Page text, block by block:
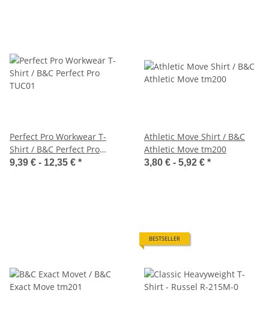
Perfect Pro Workwear T-
Shirt / B&C Perfect Pro
TUC01
9,39 € - 12,35 € *
Athletic Move Shirt / B&C
Athletic Move tm200
3,80 € - 5,92 € *
BESTSELLER